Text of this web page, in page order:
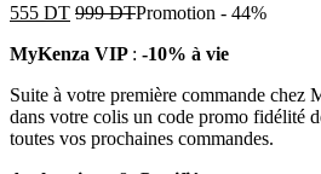
555 DT 999DTPromotion - 44%
MyKenza VIP : -10% à vie
Suite à votre première commande chez
dans votre colis un code promo fidélité
toutes vos prochaines commandes.